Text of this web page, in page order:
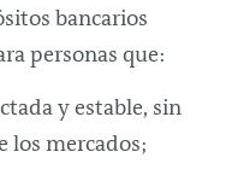
bancarios
personas que:
y estable, sin
los mercados;